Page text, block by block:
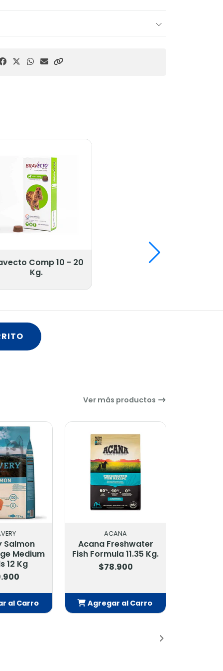
Acana Puppy &
Ver más productos
11.35 Kg.
al Carro
ACANA
Acana Free-Run
Poultry 11.35 Kg.
$76.900
Agregar al Carro